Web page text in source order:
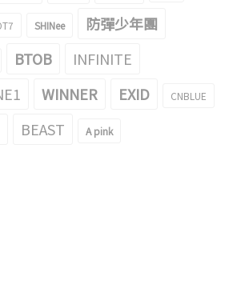
SHINee 防彈少年團
BTOB
INFINITE
WINNER EXID CNBLUE
BEAST A pink